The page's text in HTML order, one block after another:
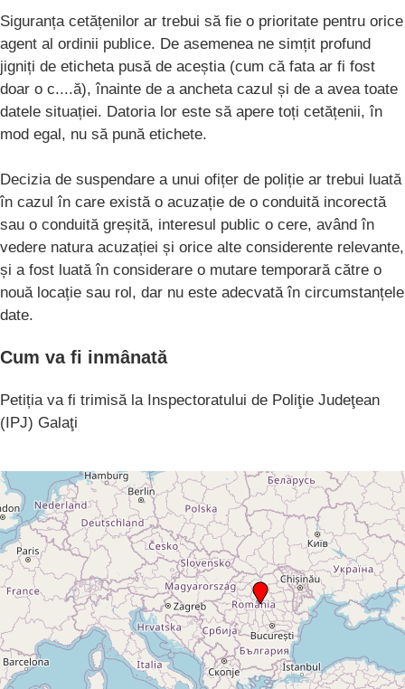
Siguranța cetățenilor ar trebui să fie o prioritate pentru orice
agent al ordinii publice. De asemenea ne simțit profund
jigniți de eticheta pusă de aceștia (cum că fata ar fi fost
doar o c....ă), înainte de a ancheta cazul și de a avea toate
datele situației. Datoria lor este să apere toți cetățenii, în
mod egal, nu să pună etichete.
Decizia de suspendare a unui ofițer de poliție ar trebui luată
în cazul în care există o acuzație de o conduită incorectă
sau o conduită greșită, interesul public o cere, având în
vedere natura acuzației și orice alte considerente relevante,
și a fost luată în considerare o mutare temporară către o
nouă locație sau rol, dar nu este adecvată în circumstanțele
date.
Cum va fi inmânată
Petiția va fi trimisă la Inspectoratului de Poliţie Judeţean
(IPJ) Galaţi